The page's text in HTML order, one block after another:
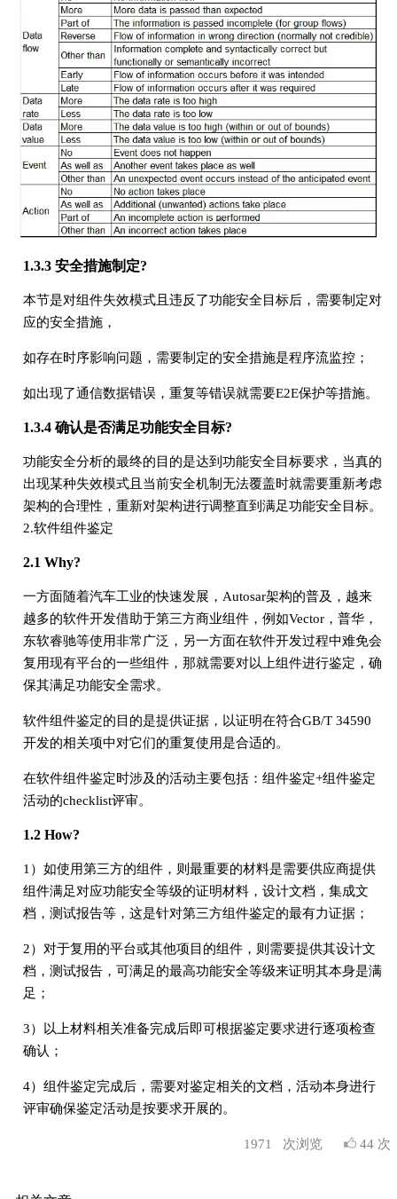
1.3.3 安全措施制定?
本节是对组件失效模式且违反了功能安全目标后，需要制定对
应的安全措施，
如存在时序影响问题，需要制定的安全措施是程序流监控；
如出现了通信数据错误，重复等错误就需要E2E保护等措施。
1.3.4 确认是否满足功能安全目标?
功能安全分析的最终的目的是达到功能安全目标要求，当真的
出现某种失效模式且当前安全机制无法覆盖时就需要重新考虑
架构的合理性，重新对架构进行调整直到满足功能安全目标。
2.软件组件鉴定
2.1 Why?
一方面随着汽车工业的快速发展，Autosar架构的普及，越来
越多的软件开发借助于第三方商业组件，例如Vector，普华，
东软睿驰等使用非常广泛，另一方面在软件开发过程中难免会
复用现有平台的一些组件，那就需要对以上组件进行鉴定，确
保其满足功能安全需求。
软件组件鉴定的目的是提供证据，以证明在符合GB/T 34590
开发的相关项中对它们的重复使用是合适的。
在软件组件鉴定时涉及的活动主要包括：组件鉴定+组件鉴定
活动的checklist评审。
1.2 How?
1）如使用第三方的组件，则最重要的材料是需要供应商提供
组件满足对应功能安全等级的证明材料，设计文档，集成文
档，测试报告等，这是针对第三方组件鉴定的最有力证据；
2）对于复用的平台或其他项目的组件，则需要提供其设计文
档，测试报告，可满足的最高功能安全等级来证明其本身是满
足；
3）以上材料相关准备完成后即可根据鉴定要求进行逐项检查
确认；
4）组件鉴定完成后，需要对鉴定相关的文档，活动本身进行
评审确保鉴定活动是按要求开展的。
1971 次浏览 44 次